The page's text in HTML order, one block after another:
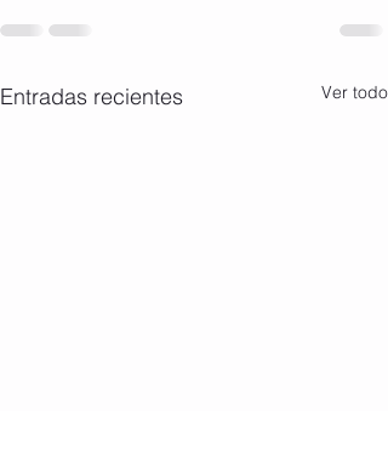
Entradas recientes Ver todo